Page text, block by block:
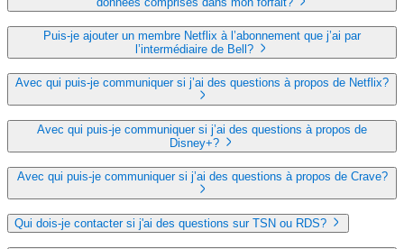
Puis-je ajouter un membre Netflix à l’abonnement que j’ai par
l’intermédiaire de Bell?
Avec qui puis-je communiquer si j’ai des questions à propos de Netflix?
Avec qui puis-je communiquer si j’ai des questions à propos de
Disney+?
Avec qui puis-je communiquer si j’ai des questions à propos de Crave?
Qui dois-je contacter si j'ai des questions sur TSN ou RDS?